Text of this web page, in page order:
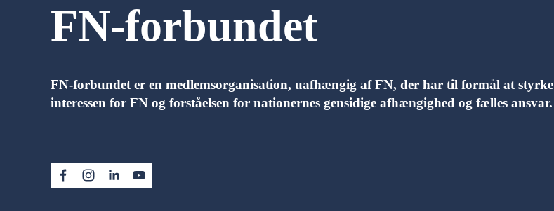
FN-forbundet
FN-forbundet er en medlemsorganisation, uafhængig af FN, der har til formål at styrke
interessen for FN og forståelsen for nationernes gensidige afhængighed og fælles ansvar.